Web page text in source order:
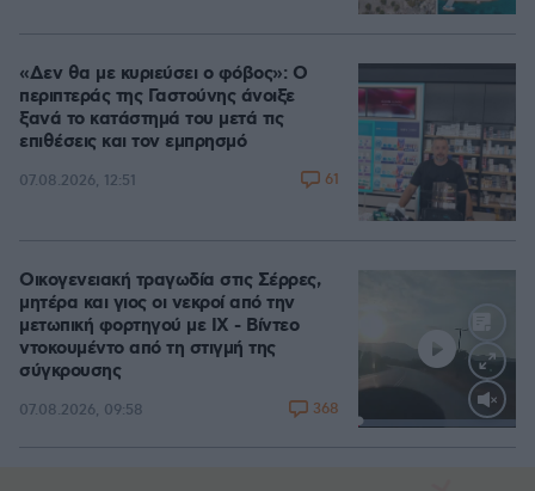
«Δεν θα με κυριεύσει ο φόβος»: Ο
περιπτεράς της Γαστούνης άνοιξε
ξανά το κατάστημά του μετά τις
επιθέσεις και τον εμπρησμό
07.08.2026, 12:51 61
Loaded:
Οικογενειακή τραγωδία στις Σέρρες,
μητέρα και γιος οι νεκροί από την
μετωπική φορτηγού με ΙΧ - Βίντεο
ντοκουμέντο από τη στιγμή της
σύγκρουσης
07.08.2026, 09:58 368